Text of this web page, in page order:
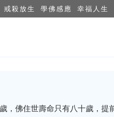
戒殺放生 學佛感應 幸福人生
，佛住世壽命只有八十歲，提